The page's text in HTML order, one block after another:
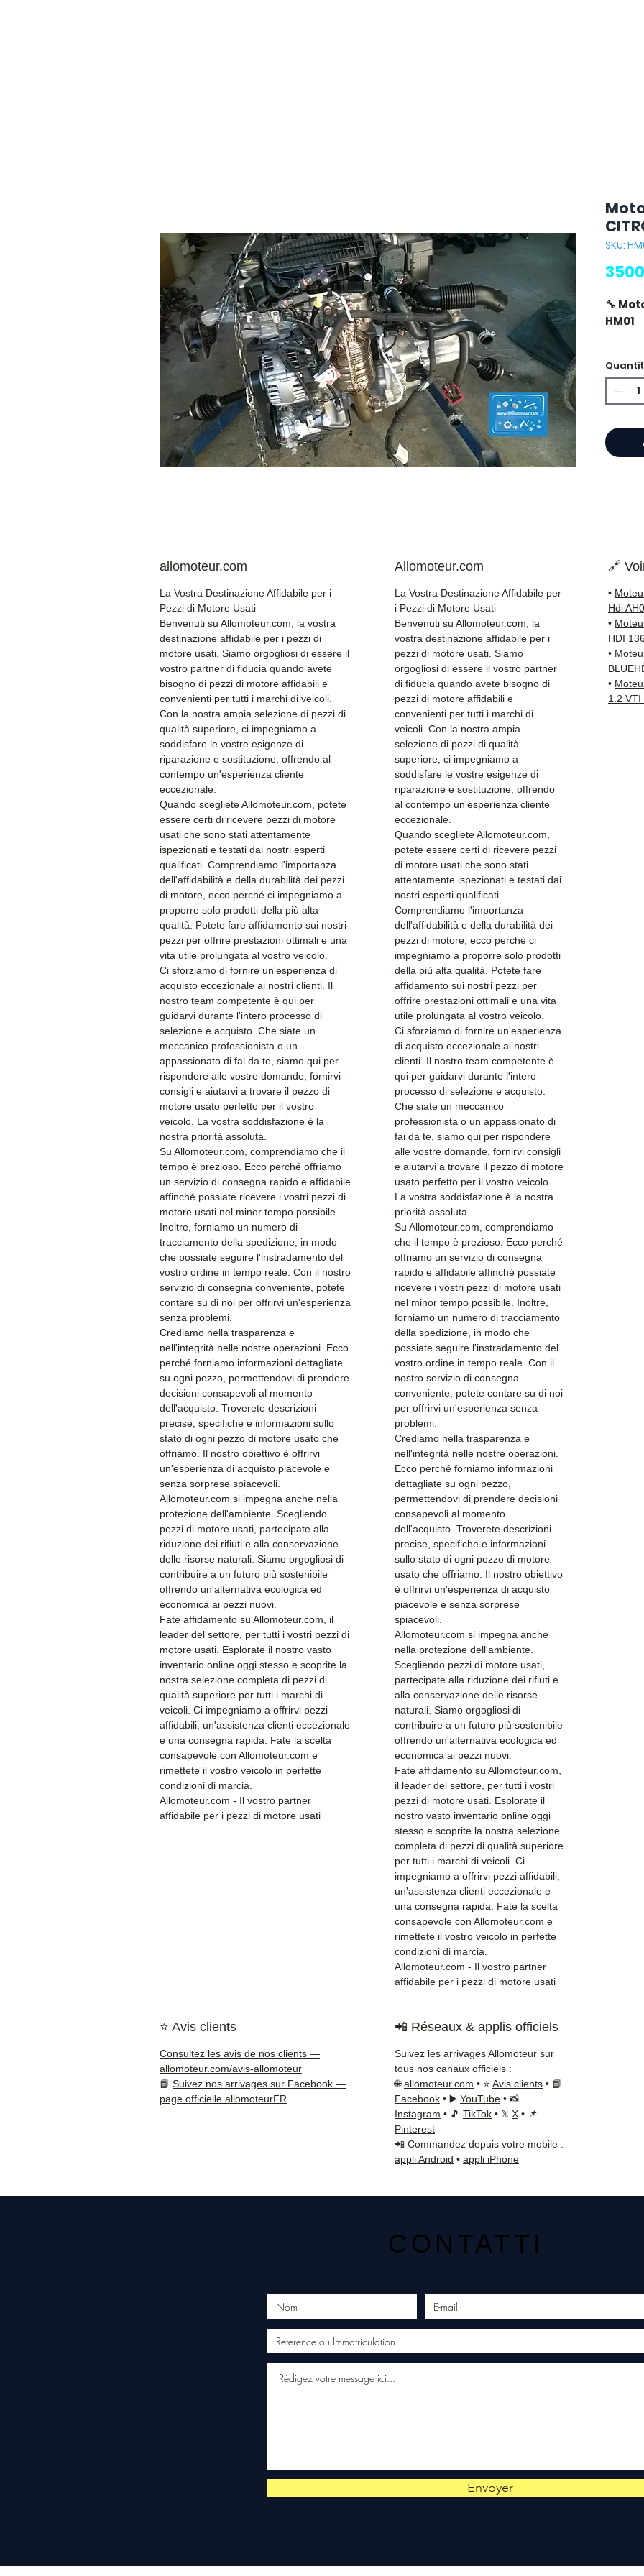
SKU:
🔧
HM01
⭐
🇫🇷 e
✅
della
✅
✅
allomoteur.com
La Vostra Destinazione Affidabile per i
Pezzi di Motore Usati
Benvenuti su Allomoteur.com, la vostra
destinazione affidabile per i pezzi di
motore usati. Siamo orgogliosi di essere il
vostro partner di fiducia quando avete
bisogno di pezzi di motore affidabili e
convenienti per tutti i marchi di veicoli.
Con la nostra ampia selezione di pezzi di
qualità superiore, ci impegniamo a
soddisfare le vostre esigenze di
riparazione e sostituzione, offrendo al
contempo un'esperienza cliente
eccezionale.
Quando scegliete Allomoteur.com, potete
essere certi di ricevere pezzi di motore
usati che sono stati attentamente
ispezionati e testati dai nostri esperti
qualificati. Comprendiamo l'importanza
dell'affidabilità e della durabilità dei pezzi
di motore, ecco perché ci impegniamo a
proporre solo prodotti della più alta
qualità. Potete fare affidamento sui nostri
pezzi per offrire prestazioni ottimali e una
vita utile prolungata al vostro veicolo.
Ci sforziamo di fornire un'esperienza di
acquisto eccezionale ai nostri clienti. Il
nostro team competente è qui per
guidarvi durante l'intero processo di
selezione e acquisto. Che siate un
meccanico professionista o un
appassionato di fai da te, siamo qui per
rispondere alle vostre domande, fornirvi
consigli e aiutarvi a trovare il pezzo di
motore usato perfetto per il vostro
veicolo. La vostra soddisfazione è la
nostra priorità assoluta.
Su Allomoteur.com, comprendiamo che il
tempo è prezioso. Ecco perché offriamo
un servizio di consegna rapido e affidabile
affinché possiate ricevere i vostri pezzi di
motore usati nel minor tempo possibile.
Inoltre, forniamo un numero di
tracciamento della spedizione, in modo
che possiate seguire l'instradamento del
vostro ordine in tempo reale. Con il nostro
servizio di consegna conveniente, potete
contare su di noi per offrirvi un'esperienza
senza problemi.
Crediamo nella trasparenza e
nell'integrità nelle nostre operazioni. Ecco
perché forniamo informazioni dettagliate
su ogni pezzo, permettendovi di prendere
decisioni consapevoli al momento
dell'acquisto. Troverete descrizioni
precise, specifiche e informazioni sullo
stato di ogni pezzo di motore usato che
offriamo. Il nostro obiettivo è offrirvi
un'esperienza di acquisto piacevole e
senza sorprese spiacevoli.
Allomoteur.com si impegna anche nella
protezione dell'ambiente. Scegliendo
pezzi di motore usati, partecipate alla
riduzione dei rifiuti e alla conservazione
delle risorse naturali. Siamo orgogliosi di
contribuire a un futuro più sostenibile
offrendo un'alternativa ecologica ed
economica ai pezzi nuovi.
Fate affidamento su Allomoteur.com, il
leader del settore, per tutti i vostri pezzi di
motore usati. Esplorate il nostro vasto
inventario online oggi stesso e scoprite la
nostra selezione completa di pezzi di
qualità superiore per tutti i marchi di
veicoli. Ci impegniamo a offrirvi pezzi
affidabili, un'assistenza clienti eccezionale
e una consegna rapida. Fate la scelta
consapevole con Allomoteur.com e
rimettete il vostro veicolo in perfette
condizioni di marcia.
Allomoteur.com - Il vostro partner
affidabile per i pezzi di motore usati
Allomoteur.com
La Vostra Destinazione Affidabile per
i Pezzi di Motore Usati
Benvenuti su Allomoteur.com, la
vostra destinazione affidabile per i
pezzi di motore usati. Siamo
orgogliosi di essere il vostro partner
di fiducia quando avete bisogno di
pezzi di motore affidabili e
convenienti per tutti i marchi di
veicoli. Con la nostra ampia
selezione di pezzi di qualità
superiore, ci impegniamo a
soddisfare le vostre esigenze di
riparazione e sostituzione, offrendo
al contempo un'esperienza cliente
eccezionale.
Quando scegliete Allomoteur.com,
potete essere certi di ricevere pezzi
di motore usati che sono stati
attentamente ispezionati e testati dai
nostri esperti qualificati.
Comprendiamo l'importanza
dell'affidabilità e della durabilità dei
pezzi di motore, ecco perché ci
impegniamo a proporre solo prodotti
della più alta qualità. Potete fare
affidamento sui nostri pezzi per
offrire prestazioni ottimali e una vita
utile prolungata al vostro veicolo.
Ci sforziamo di fornire un'esperienza
di acquisto eccezionale ai nostri
clienti. Il nostro team competente è
qui per guidarvi durante l'intero
processo di selezione e acquisto.
Che siate un meccanico
professionista o un appassionato di
fai da te, siamo qui per rispondere
alle vostre domande, fornirvi consigli
e aiutarvi a trovare il pezzo di motore
usato perfetto per il vostro veicolo.
La vostra soddisfazione è la nostra
priorità assoluta.
Su Allomoteur.com, comprendiamo
che il tempo è prezioso. Ecco perché
offriamo un servizio di consegna
rapido e affidabile affinché possiate
ricevere i vostri pezzi di motore usati
nel minor tempo possibile. Inoltre,
forniamo un numero di tracciamento
della spedizione, in modo che
possiate seguire l'instradamento del
vostro ordine in tempo reale. Con il
nostro servizio di consegna
conveniente, potete contare su di noi
per offrirvi un'esperienza senza
problemi.
Crediamo nella trasparenza e
nell'integrità nelle nostre operazioni.
Ecco perché forniamo informazioni
dettagliate su ogni pezzo,
permettendovi di prendere decisioni
consapevoli al momento
dell'acquisto. Troverete descrizioni
precise, specifiche e informazioni
sullo stato di ogni pezzo di motore
usato che offriamo. Il nostro obiettivo
è offrirvi un'esperienza di acquisto
piacevole e senza sorprese
spiacevoli.
Allomoteur.com si impegna anche
nella protezione dell'ambiente.
Scegliendo pezzi di motore usati,
partecipate alla riduzione dei rifiuti e
alla conservazione delle risorse
naturali. Siamo orgogliosi di
contribuire a un futuro più sostenibile
offrendo un'alternativa ecologica ed
economica ai pezzi nuovi.
Fate affidamento su Allomoteur.com,
il leader del settore, per tutti i vostri
pezzi di motore usati. Esplorate il
nostro vasto inventario online oggi
stesso e scoprite la nostra selezione
completa di pezzi di qualità superiore
per tutti i marchi di veicoli. Ci
impegniamo a offrirvi pezzi affidabili,
un'assistenza clienti eccezionale e
una consegna rapida. Fate la scelta
consapevole con Allomoteur.com e
rimettete il vostro veicolo in perfette
condizioni di marcia.
Allomoteur.com - Il vostro partner
affidabile per i pezzi di motore usati
🔗
•
Hdi
•
HDI
•
•
1.2 VTI
⭐ Avis clients
Consultez les avis de nos clients —
allomoteur.com/avis-allomoteur
📘 Suivez nos arrivages sur Facebook —
page officielle allomoteurFR
📲 Réseaux & applis officiels
Suivez les arrivages Allomoteur sur
tous nos canaux officiels :
🌐allomoteur.com • ⭐ Avis clients • 📘
Facebook • ▶️ YouTube • 📸
Instagram • 🎵 TikTok • 𝕏 X • 📌
Pinterest
📲 Commandez depuis votre mobile :
appli Android • appli iPhone
CONTATTI
Envoyer